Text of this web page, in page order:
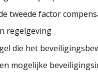
tweede factor
regelgeving
die het
mogelijke